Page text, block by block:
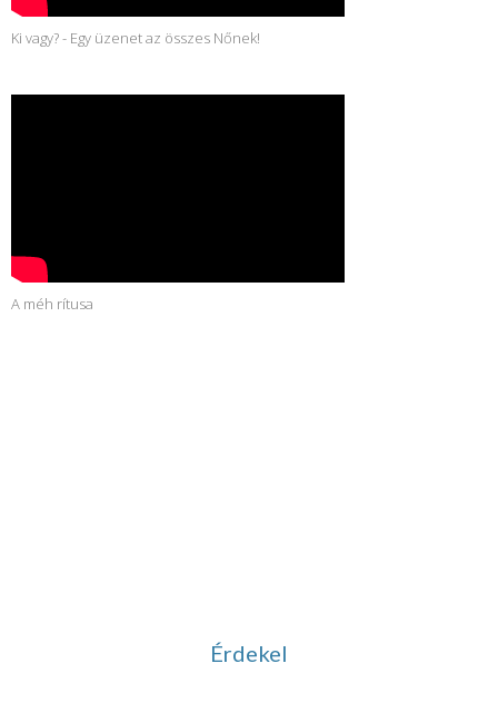
Ki vagy? - Egy üzenet az összes Nőnek!
A méh rítusa
Érdekel